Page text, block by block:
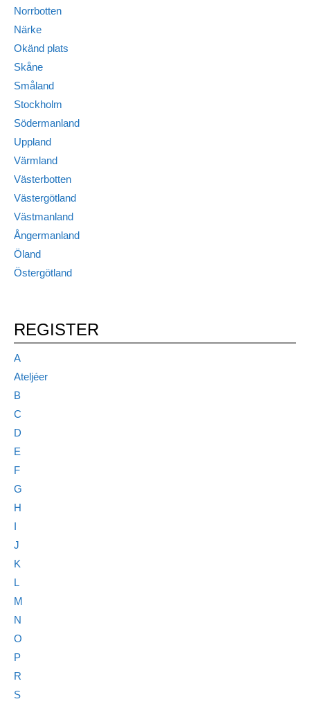
Norrbotten
Närke
Okänd plats
Skåne
Småland
Stockholm
Södermanland
Uppland
Värmland
Västerbotten
Västergötland
Västmanland
Ångermanland
Öland
Östergötland
REGISTER
A
Ateljéer
B
C
D
E
F
G
H
I
J
K
L
M
N
O
P
R
S